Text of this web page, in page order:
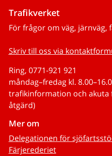
Trafikverket
För frågor om väg, järnväg,
Skriv till oss via
Ring, 0771-921 921
måndag–fredag kl.
trafikinformation och akuta
åtgärd)
Mer om
Delegationen för
Färjerederiet